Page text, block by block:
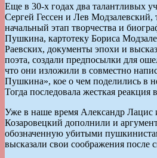
Еще в 30-х годах два талантливых
Сергей Гессен и Лев Модзалевский,
начальный этап творчества и
Пушкина, картотеку Бориса
Раевских, документы эпохи и
поэта, создали предпосылки для
что они изложили в совместно
Пушкина», кое о чем поделились в
Тогда последовала жесткая реакция
Уже в наше время Александр Лацис
Козаровецкий дополнили и
обозначенную убитыми
высказали свои соображения после